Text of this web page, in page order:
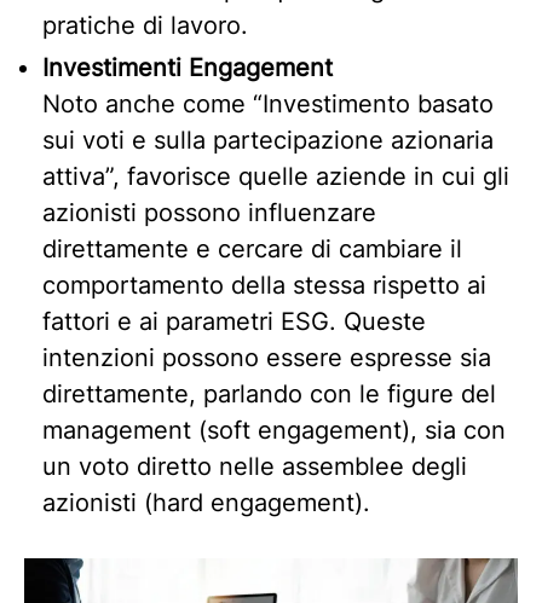
pratiche di lavoro.
Investimenti Engagement
Noto anche come “Investimento basato
sui voti e sulla partecipazione azionaria
attiva”, favorisce quelle aziende in cui gli
azionisti possono influenzare
direttamente e cercare di cambiare il
comportamento della stessa rispetto ai
fattori e ai parametri ESG. Queste
intenzioni possono essere espresse sia
direttamente, parlando con le figure del
management (soft engagement), sia con
un voto diretto nelle assemblee degli
azionisti (hard engagement).